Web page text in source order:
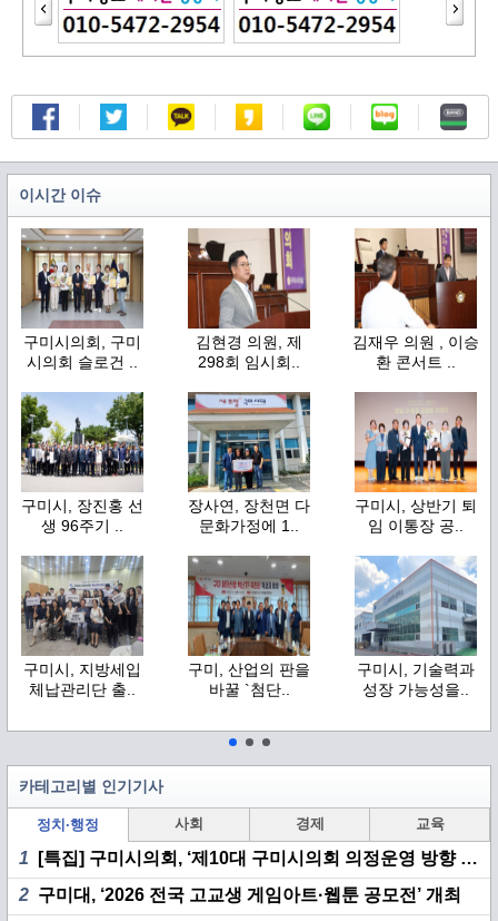
이시간 이슈
구미시의회, 구미
시의회 슬로건 ..
김현경 의원, 제
298회 임시회..
김재우 의원 , 이승
환 콘서트 ..
구미시, 장진홍 선
생 96주기 ..
장사연, 장천면 다
문화가정에 1..
구미시, 상반기 퇴
임 이통장 공..
구미시, 지방세입
체납관리단 출..
구미, 산업의 판을
바꿀 `첨단..
구미시, 기술력과
성장 가능성을..
카테고리별 인기기사
정치·행정 사회 경제 교육
1 [특집] 구미시의회, ‘제10대 구미시의회 의정운영 방향 기자 간담회’ 개최
2 구미대, ‘2026 전국 고교생 게임아트·웹툰 공모전’ 개최